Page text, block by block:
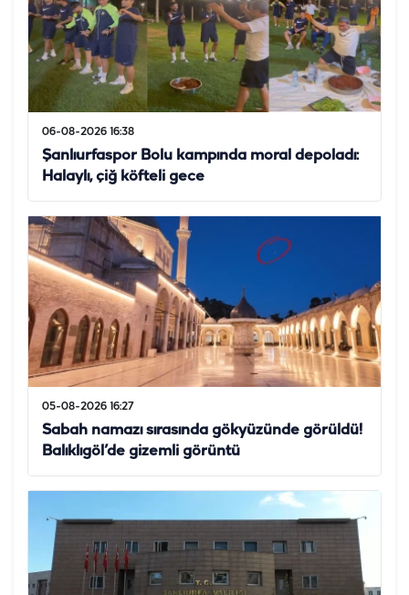
06-08-2026 16:38
Şanlıurfaspor Bolu kampında moral depoladı:
Halaylı, çiğ köfteli gece
05-08-2026 16:27
Sabah namazı sırasında gökyüzünde görüldü!
Balıklıgöl’de gizemli görüntü